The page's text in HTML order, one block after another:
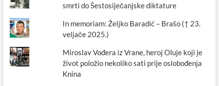
smrti do Šestosiječanjske diktature
In memoriam: Željko Baradić – Brašo († 23.
veljače 2025.)
Miroslav Vođera iz Vrane, heroj Oluje koji je
život položio nekoliko sati prije oslobođenja
Knina